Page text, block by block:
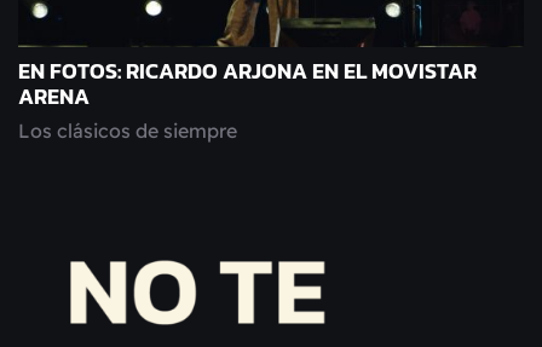
EN FOTOS: RICARDO ARJONA EN EL MOVISTAR
ARENA
Los clásicos de siempre